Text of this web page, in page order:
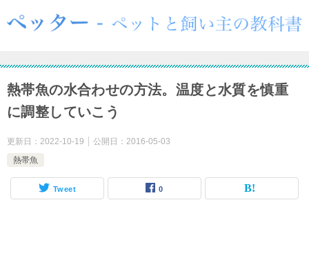
熱帯魚の水合わせの方法。温度と水質を慎重
に調整していこう
更新日： 2022-10-19 公開日： 2016-05-03
熱帯魚
Tweet 0